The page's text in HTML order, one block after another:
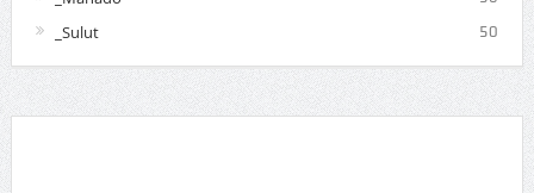
_Sulut 50